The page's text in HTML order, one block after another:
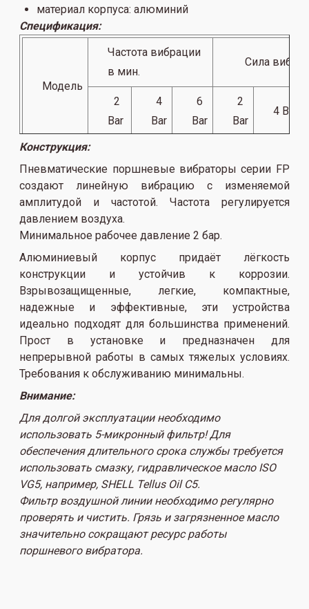
материал корпуса: алюминий
Спецификация:
Модель
Частота вибрации
в мин.
Сила
2
Bar
4
Bar
6
Bar
2
Bar
4 Bar
FP-50-
M
Конструкция:
Пневматические поршневые вибраторы серии FP
создают линейную вибрацию с изменяемой
амплитудой и частотой. Частота регулируется
давлением воздуха.
Минимальное рабочее давление 2 бар.
Алюминиевый корпус придаёт лёгкость
конструкции и устойчив к коррозии.
Взрывозащищенные, легкие, компактные,
надежные и эффективные, эти устройства
идеально подходят для большинства применений.
Прост в установке и предназначен для
непрерывной работы в самых тяжелых условиях.
Требования к обслуживанию минимальны.
Внимание:
Для долгой эксплуатации необходимо
использовать 5-микронный фильтр! Для
обеспечения длительного срока службы требуется
использовать смазку, гидравлическое масло ISO
VG5, например, SHELL Tellus Oil C5.
Фильтр воздушной линии необходимо регулярно
проверять и чистить. Грязь и загрязненное масло
значительно сокращают ресурс работы
поршневого вибратора.